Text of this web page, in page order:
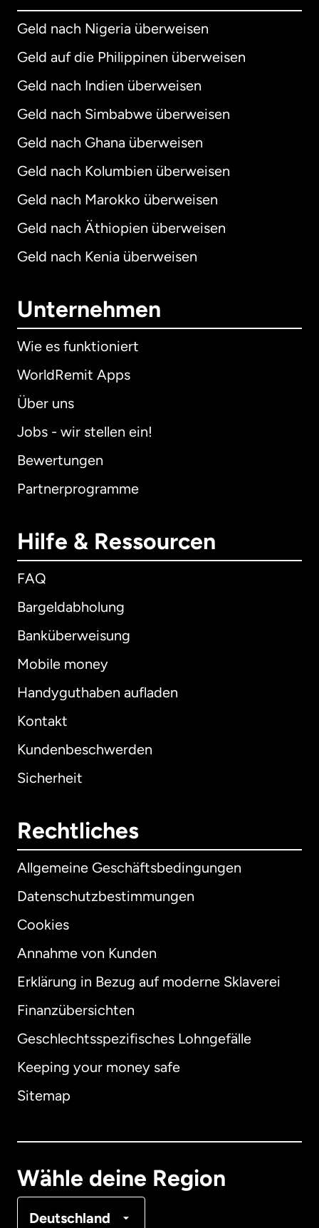
Geld nach Nigeria überweisen
Geld auf die Philippinen überweisen
Geld nach Indien überweisen
Geld nach Simbabwe überweisen
Geld nach Ghana überweisen
Geld nach Kolumbien überweisen
Geld nach Marokko überweisen
Geld nach Äthiopien überweisen
Geld nach Kenia überweisen
Unternehmen
Wie es funktioniert
WorldRemit Apps
Über uns
Jobs - wir stellen ein!
Bewertungen
Partnerprogramme
Hilfe & Ressourcen
FAQ
Bargeldabholung
Banküberweisung
Mobile money
Handyguthaben aufladen
Kontakt
Kundenbeschwerden
Sicherheit
Rechtliches
Allgemeine Geschäftsbedingungen
Datenschutzbestimmungen
Cookies
Annahme von Kunden
Erklärung in Bezug auf moderne Sklaverei
Finanzübersichten
Geschlechtsspezifisches Lohngefälle
Keeping your money safe
Sitemap
Wähle deine Region
Deutschland
International English
Australien